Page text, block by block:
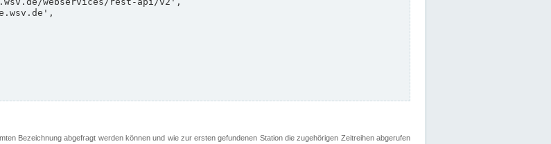
Bezeichnung abgefragt werden können und wie zur ersten gefundenen Station die zugehörigen Zeitreihen abgerufen